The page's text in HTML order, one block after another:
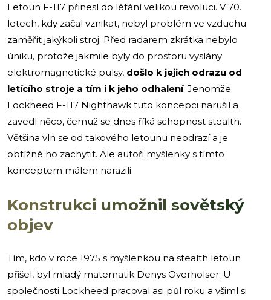
Letoun F-117 přinesl do létání velikou revoluci. V 70.
letech, kdy začal vznikat, nebyl problém ve vzduchu
zaměřit jakýkoli stroj. Před radarem zkrátka nebylo
úniku, protože jakmile byly do prostoru vyslány
elektromagnetické pulsy, došlo k jejich odrazu od
letícího stroje a tím i k jeho odhalení. Jenomže
Lockheed F-117 Nighthawk tuto koncepci narušil a
zavedl něco, čemuž se dnes říká schopnost stealth.
Většina vln se od takového letounu neodrazí a je
obtížné ho zachytit. Ale autoři myšlenky s tímto
konceptem málem narazili.
Konstrukci umožnil sovětský
objev
Tím, kdo v roce 1975 s myšlenkou na stealth letoun
přišel, byl mladý matematik Denys Overholser. U
společnosti Lockheed pracoval asi půl roku a všiml si